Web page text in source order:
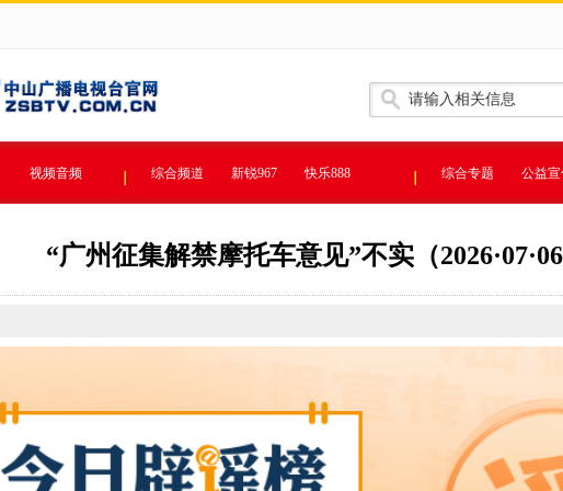
视频音频 综合频道 新锐967 快乐888 综合专题 公益
“广州征集解禁摩托车意见”不实（